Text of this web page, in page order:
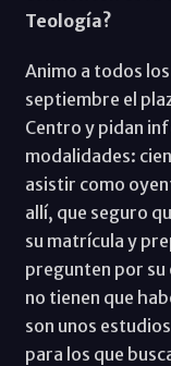
Teología?
Animo a todos
septiembre el
Centro y pidan
modalidades:
asistir como
allí, que seguro
su matrícula y
pregunten por su
no tienen que
son unos
para los que